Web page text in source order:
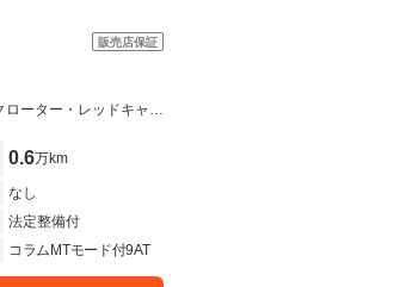
販売店保証
アーティシャンスピリッツエアロ・カーボンインテリアカーボンエンジンカバー・カーボンセラミックローター・レッドキャリパー・カーボンディフューザー
0.6万km
なし
法定整備付
コラムMTモード付9AT